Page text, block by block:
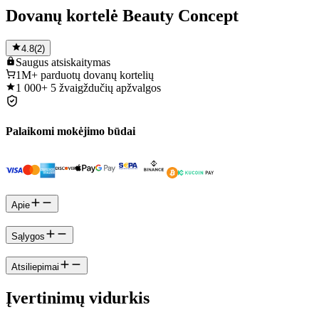
Dovanų kortelė Beauty Concept
4.8(2)
Saugus atsiskaitymas
1M+ parduotų dovanų kortelių
1 000+ 5 žvaigždučių apžvalgos
Palaikomi mokėjimo būdai
Apie
Sąlygos
Atsiliepimai
Įvertinimų vidurkis